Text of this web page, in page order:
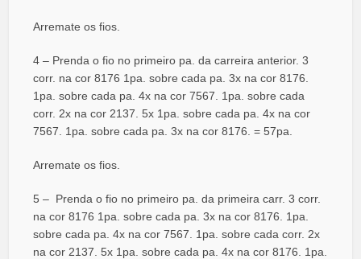
Arremate os fios.
4 – Prenda o fio no primeiro pa. da carreira anterior. 3
corr. na cor 8176 1pa. sobre cada pa. 3x na cor 8176.
1pa. sobre cada pa. 4x na cor 7567. 1pa. sobre cada
corr. 2x na cor 2137. 5x 1pa. sobre cada pa. 4x na cor
7567. 1pa. sobre cada pa. 3x na cor 8176. = 57pa.
Arremate os fios.
5 – Prenda o fio no primeiro pa. da primeira carr. 3 corr.
na cor 8176 1pa. sobre cada pa. 3x na cor 8176. 1pa.
sobre cada pa. 4x na cor 7567. 1pa. sobre cada corr. 2x
na cor 2137. 5x 1pa. sobre cada pa. 4x na cor 8176. 1pa.